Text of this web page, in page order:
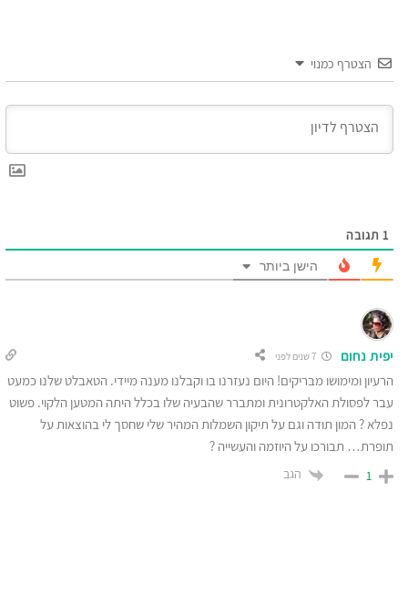
הצטרף כמנוי
1 תגובה
הישן ביותר
יפית נחום 7 שנים לפני
הרעיון ומימושו מבריקים! היום נעזרנו בו וקבלנו מענה מיידי. הטאבלט שלנו כמעט
עבר לפסולת האלקטרונית ומתברר שהבעיה שלו בכלל היתה המטען הלקוי. פשוט
נפלא ? המון תודה וגם על תיקון השמלות המהיר שלי שחסך לי בהוצאות על
תופרת… תבורכו על היוזמה והעשייה ?
1 הגב